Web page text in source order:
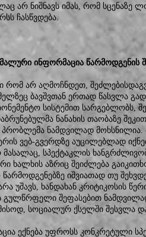
არ ნიშნავს იმას, რომ სცენაზე
ჩასწვდება.
ინფორმაცია წარმოდგენის
რომ არ აღმოჩნდეთ,
ბავშვთან ერთად წასვლა
სისტემით სარგებლობს,
ნანახის თაობაზე
პრობლემა ნამდვილად მოხსნილია.
ვებ-გვერდზე აუცილებლად
სპექტაკლის
ხალხის აზრიც შეიძლება
წარმოდგენებზე იშვიათად თუ
უშავს, ხანდახან კრიტიკოსის
გულწრფელი შეფასებით
სოციალურ ქსელში შესვლა
ექნება უფროსს კონკრეტული